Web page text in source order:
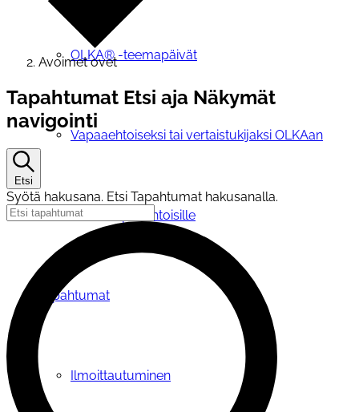
OLKA® -teemapäivät
Vapaaehtoiseksi tai vertaistukijaksi OLKAan
OLKA vapaaehtoisille
Tapahtumat
Ilmoittautuminen
Avoimet ovet
Tapahtumat
Tapahtumat Etsi aja Näkymät
navigointi
Etsi
Syötä hakusana. Etsi Tapahtumat hakusanalla.